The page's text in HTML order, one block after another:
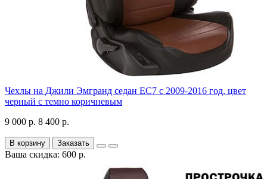
Чехлы на Джили Эмгранд седан ЕС7 с 2009-2016 год, цвет
черный с темно коричневым
9 000 р. 8 400 р.
В корзину Заказать
Ваша скидка: 600 р.